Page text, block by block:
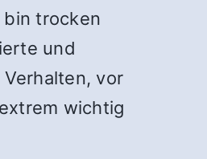
trocken
und
vor
wichtig